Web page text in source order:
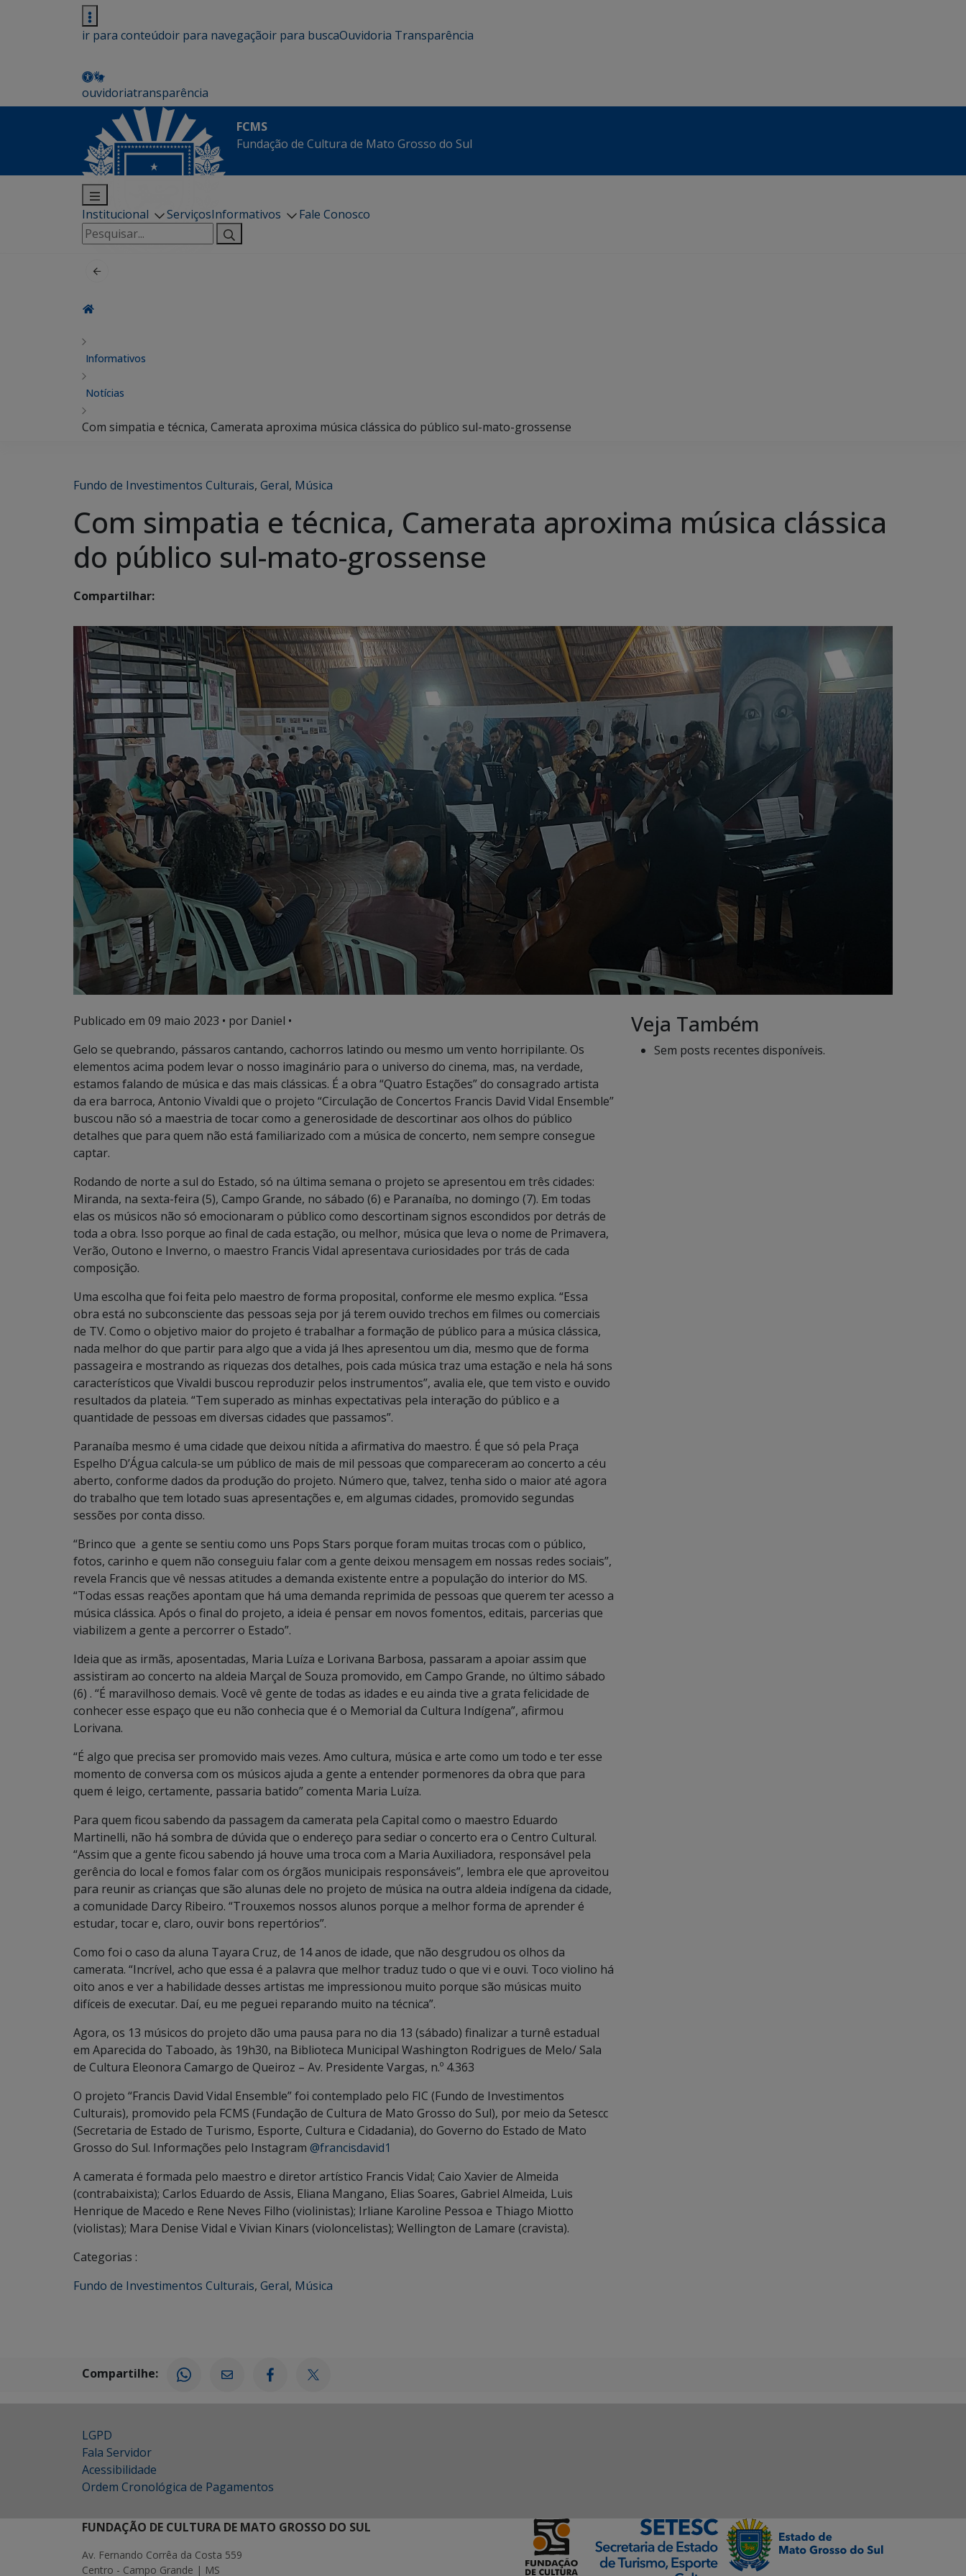
ir para conteúdoir para navegaçãoir para buscaOuvidoria Transparência
ouvidoriatransparência
FCMS
Fundação de Cultura de Mato Grosso do Sul
Institucional ServiçosInformativos
Fale Conosco
Pesquisar
por:
Informativos
Notícias
Com simpatia e técnica, Camerata aproxima música clássica do público sul-mato-grossense
Fundo de Investimentos Culturais, Geral, Música
Com simpatia e técnica, Camerata aproxima música clássica
do público sul-mato-grossense
Compartilhar:
Publicado em 09 maio 2023 • por Daniel •
Gelo se quebrando, pássaros cantando, cachorros latindo ou mesmo um vento horripilante. Os
elementos acima podem levar o nosso imaginário para o universo do cinema, mas, na verdade,
estamos falando de música e das mais clássicas. É a obra “Quatro Estações” do consagrado artista
da era barroca, Antonio Vivaldi que o projeto “Circulação de Concertos Francis David Vidal Ensemble”
buscou não só a maestria de tocar como a generosidade de descortinar aos olhos do público
detalhes que para quem não está familiarizado com a música de concerto, nem sempre consegue
captar.
Rodando de norte a sul do Estado, só na última semana o projeto se apresentou em três cidades:
Miranda, na sexta-feira (5), Campo Grande, no sábado (6) e Paranaíba, no domingo (7). Em todas
elas os músicos não só emocionaram o público como descortinam signos escondidos por detrás de
toda a obra. Isso porque ao final de cada estação, ou melhor, música que leva o nome de Primavera,
Verão, Outono e Inverno, o maestro Francis Vidal apresentava curiosidades por trás de cada
composição.
Uma escolha que foi feita pelo maestro de forma proposital, conforme ele mesmo explica. “Essa
obra está no subconsciente das pessoas seja por já terem ouvido trechos em filmes ou comerciais
de TV. Como o objetivo maior do projeto é trabalhar a formação de público para a música clássica,
nada melhor do que partir para algo que a vida já lhes apresentou um dia, mesmo que de forma
passageira e mostrando as riquezas dos detalhes, pois cada música traz uma estação e nela há sons
característicos que Vivaldi buscou reproduzir pelos instrumentos”, avalia ele, que tem visto e ouvido
resultados da plateia. “Tem superado as minhas expectativas pela interação do público e a
quantidade de pessoas em diversas cidades que passamos”.
Paranaíba mesmo é uma cidade que deixou nítida a afirmativa do maestro. É que só pela Praça
Espelho D’Água calcula-se um público de mais de mil pessoas que compareceram ao concerto a céu
aberto, conforme dados da produção do projeto. Número que, talvez, tenha sido o maior até agora
do trabalho que tem lotado suas apresentações e, em algumas cidades, promovido segundas
sessões por conta disso.
“Brinco que a gente se sentiu como uns Pops Stars porque foram muitas trocas com o público,
fotos, carinho e quem não conseguiu falar com a gente deixou mensagem em nossas redes sociais”,
revela Francis que vê nessas atitudes a demanda existente entre a população do interior do MS.
“Todas essas reações apontam que há uma demanda reprimida de pessoas que querem ter acesso a
música clássica. Após o final do projeto, a ideia é pensar em novos fomentos, editais, parcerias que
viabilizem a gente a percorrer o Estado”.
Ideia que as irmãs, aposentadas, Maria Luíza e Lorivana Barbosa, passaram a apoiar assim que
assistiram ao concerto na aldeia Marçal de Souza promovido, em Campo Grande, no último sábado
(6) . “É maravilhoso demais. Você vê gente de todas as idades e eu ainda tive a grata felicidade de
conhecer esse espaço que eu não conhecia que é o Memorial da Cultura Indígena”, afirmou
Lorivana.
“É algo que precisa ser promovido mais vezes. Amo cultura, música e arte como um todo e ter esse
momento de conversa com os músicos ajuda a gente a entender pormenores da obra que para
quem é leigo, certamente, passaria batido” comenta Maria Luíza.
Para quem ficou sabendo da passagem da camerata pela Capital como o maestro Eduardo
Martinelli, não há sombra de dúvida que o endereço para sediar o concerto era o Centro Cultural.
“Assim que a gente ficou sabendo já houve uma troca com a Maria Auxiliadora, responsável pela
gerência do local e fomos falar com os órgãos municipais responsáveis”, lembra ele que aproveitou
para reunir as crianças que são alunas dele no projeto de música na outra aldeia indígena da cidade,
a comunidade Darcy Ribeiro. “Trouxemos nossos alunos porque a melhor forma de aprender é
estudar, tocar e, claro, ouvir bons repertórios”.
Como foi o caso da aluna Tayara Cruz, de 14 anos de idade, que não desgrudou os olhos da
camerata. “Incrível, acho que essa é a palavra que melhor traduz tudo o que vi e ouvi. Toco violino há
oito anos e ver a habilidade desses artistas me impressionou muito porque são músicas muito
difíceis de executar. Daí, eu me peguei reparando muito na técnica”.
Agora, os 13 músicos do projeto dão uma pausa para no dia 13 (sábado) finalizar a turnê estadual
em Aparecida do Taboado, às 19h30, na Biblioteca Municipal Washington Rodrigues de Melo/ Sala
de Cultura Eleonora Camargo de Queiroz – Av. Presidente Vargas, n.º 4.363
O projeto “Francis David Vidal Ensemble” foi contemplado pelo FIC (Fundo de Investimentos
Culturais), promovido pela FCMS (Fundação de Cultura de Mato Grosso do Sul), por meio da Setescc
(Secretaria de Estado de Turismo, Esporte, Cultura e Cidadania), do Governo do Estado de Mato
Grosso do Sul. Informações pelo Instagram @francisdavid1
A camerata é formada pelo maestro e diretor artístico Francis Vidal; Caio Xavier de Almeida
(contrabaixista); Carlos Eduardo de Assis, Eliana Mangano, Elias Soares, Gabriel Almeida, Luis
Henrique de Macedo e Rene Neves Filho (violinistas); Irliane Karoline Pessoa e Thiago Miotto
(violistas); Mara Denise Vidal e Vivian Kinars (violoncelistas); Wellington de Lamare (cravista).
Categorias :
Fundo de Investimentos Culturais, Geral, Música
Veja Também
Sem posts recentes disponíveis.
Compartilhe:
LGPD
Fala Servidor
Acessibilidade
Ordem Cronológica de Pagamentos
FUNDAÇÃO DE CULTURA DE MATO GROSSO DO SUL
Av. Fernando Corrêa da Costa 559
Centro - Campo Grande | MS